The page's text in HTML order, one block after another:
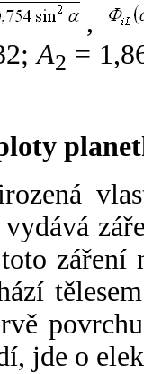
,
A2 =
vydává
záření
jde o